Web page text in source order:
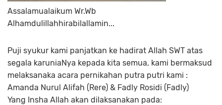
Assalamualaikum Wr.Wb
Alhamdulillahhirabilallamin...
Puji syukur kami panjatkan ke hadirat Allah SWT atas
segala karuniaNya kepada kita semua, kami bermaksud
melaksanaka acara pernikahan putra putri kami :
Amanda Nurul Alifah (Rere) & Fadly Rosidi (Fadly)
Yang Insha Allah akan dilaksanakan pada: